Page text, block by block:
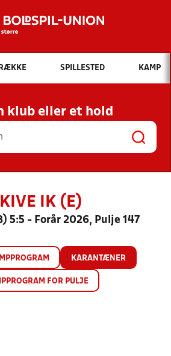
Hvad vil du søge efter?
INDHOLD OG NYHEDER
KLUBBER OG
HOLD
RÆKKE SPILLESTED KAMP
klub eller et hold
IK (E)
5:5 - Forår 2026, Pulje 147
KARANTÆNER
FOR PULJE